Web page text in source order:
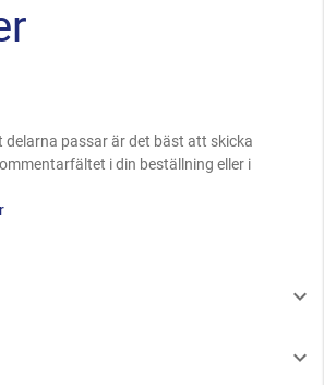
passar är det bäst att skicka
i din beställning eller i

